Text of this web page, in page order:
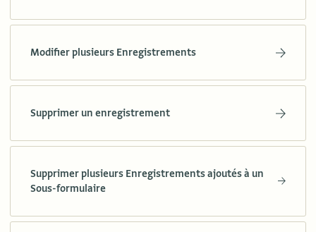
Modifier plusieurs Enregistrements
Supprimer un enregistrement
Supprimer plusieurs Enregistrements ajoutés à un
Sous-formulaire